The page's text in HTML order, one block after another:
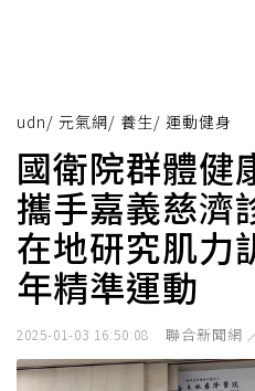
udn/ 元氣網/ 養生/ 運動健身
國衛院群體健
攜手嘉義慈濟
在地研究肌力
年精準運動
2025-01-03 16:50:08 聯合新聞網